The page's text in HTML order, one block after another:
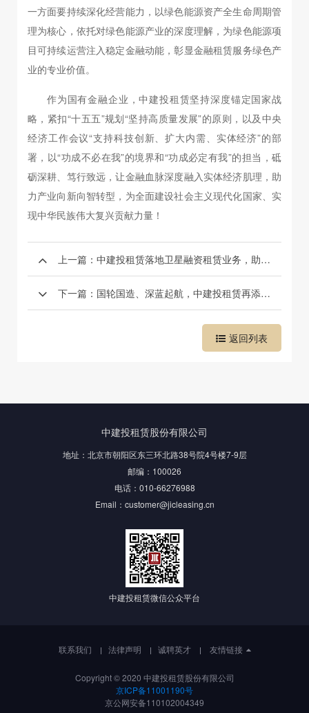
一方面要持续深化经营能力，以绿色能源资产全生命周期管
理为核心，依托对绿色能源产业的深度理解，为绿色能源项
目可持续运营注入稳定金融动能，彰显金融租赁服务绿色产
业的专业价值。
作为国有金融企业，中建投租赁坚持深度锚定国家战
略，紧扣“十五五”规划“坚持高质量发展”的原则，以及中央
经济工作会议“支持科技创新、扩大内需、实体经济”的部
署，以“功成不必在我”的境界和“功成必定有我”的担当，砥
砺深耕、笃行致远，让金融血脉深度融入实体经济肌理，助
力产业向新向智转型，为全面建设社会主义现代化国家、实
现中华民族伟大复兴贡献力量！
上一篇：中建投租赁落地卫星融资租赁业务，助推商业航天发展
下一篇：国轮国造、深蓝起航，中建投租赁再添两艘新造63500 吨散货船
返回列表
中建投租赁股份有限公司
地址：北京市朝阳区东三环北路38号院4号楼7-9层
邮编：100026
电话：010-66276988
Email：customer@jicleasing.cn
中建投租赁微信公众平台
联系我们 法律声明 诚聘英才 友情链接
Copyright © 2020 中建投租赁股份有限公司
京ICP备11001190号
京公网安备110102004349